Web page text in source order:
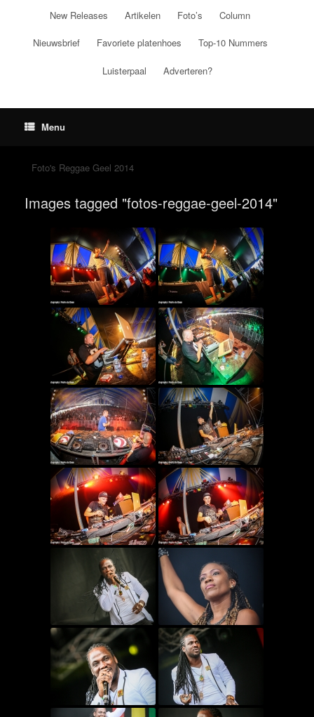
New Releases Artikelen Foto’s Column
Nieuwsbrief Favoriete platenhoes Top-10 Nummers
Luisterpaal Adverteren?
Menu
Foto's Reggae Geel 2014
Images tagged "fotos-reggae-geel-2014"